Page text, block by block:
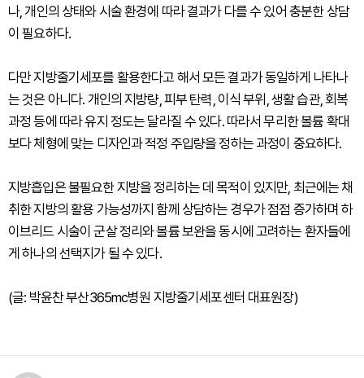
나, 개인의 상태와 시술 환경에 따라 결과가 다를 수 있어 충분한 상담
이 필요하다.
다만 지방줄기세포를 활용한다고 해서 모든 결과가 동일하게 나타나
는 것은 아니다. 개인의 지방량, 피부 탄력, 이식 부위, 생활 습관, 회복
과정 등에 따라 유지 정도는 달라질 수 있다. 따라서 무리한 볼륨 확대
보다 체형에 맞는 디자인과 적정 주입량을 정하는 과정이 중요하다.
지방흡입은 불필요한 지방을 정리하는 데 목적이 있지만, 최근에는 채
취한 지방의 활용 가능성까지 함께 상담하는 경우가 점점 증가하며 하
이브리드 시술이 군살 정리와 볼륨 보완을 동시에 고려하는 환자들에
게 하나의 선택지가 될 수 있다.
(글: 박윤찬 부산365mc병원 지방줄기세포센터 대표원장)